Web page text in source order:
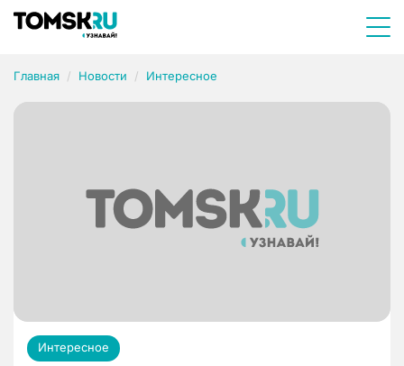
Главная Новости Интересное
Интересное